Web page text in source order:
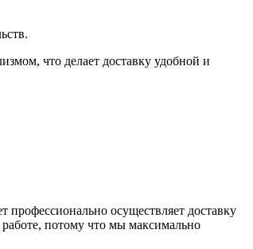
что делает доставку удобной и
профессионально осуществляет доставку
потому что мы максимально